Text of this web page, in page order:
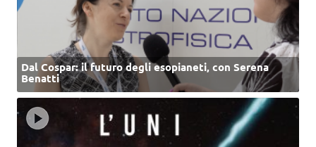
Dal Cospar: il futuro degli esopianeti, con Serena
Benatti